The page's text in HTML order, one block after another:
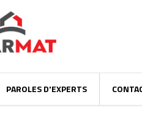
PAROLES D'EXPERTS